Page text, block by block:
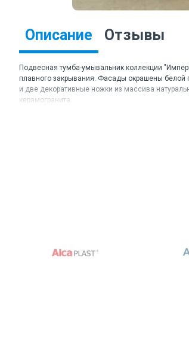
Описание Отзывы
Подвесная тумба-умывальник коллекции
плавного закрывания. Фасады окрашены белой
и две декоративные ножки из массива
керамогранита.